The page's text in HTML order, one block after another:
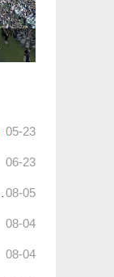
05-23
06-23
08-05
08-04
08-04